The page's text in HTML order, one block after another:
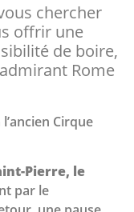
chercher
offrir une
de boire,
Rome
Cirque
Pierre, le
par le